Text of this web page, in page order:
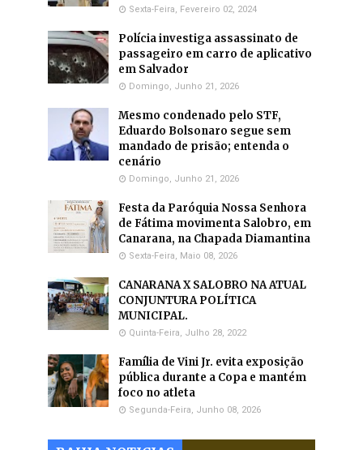
Sexta-Feira, Fevereiro 02, 2024
Polícia investiga assassinato de
passageiro em carro de aplicativo
em Salvador
Domingo, Junho 21, 2026
Mesmo condenado pelo STF,
Eduardo Bolsonaro segue sem
mandado de prisão; entenda o
cenário
Domingo, Junho 21, 2026
Festa da Paróquia Nossa Senhora
de Fátima movimenta Salobro, em
Canarana, na Chapada Diamantina
Sexta-Feira, Maio 08, 2026
CANARANA X SALOBRO NA ATUAL
CONJUNTURA POLÍTICA
MUNICIPAL.
Quinta-Feira, Julho 28, 2022
Família de Vini Jr. evita exposição
pública durante a Copa e mantém
foco no atleta
Segunda-Feira, Junho 08, 2026